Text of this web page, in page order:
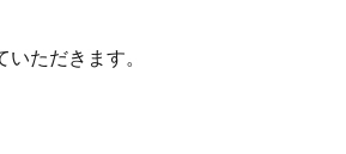
ただきます。